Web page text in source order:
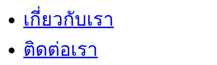
เกี่ยวกับเรา
ติดต่อเรา